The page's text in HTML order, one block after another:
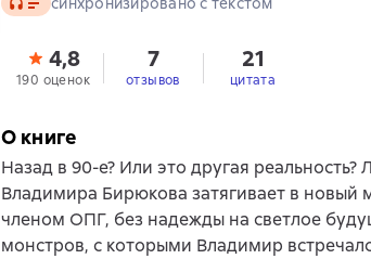
4,8
190 оценок
7
отзывов
21
цитата
О книге
Назад в 90-е? Или это другая
Владимира Бирюкова затягивает в новый
членом ОПГ, без надежды на светлое
монстров, с которыми Владимир